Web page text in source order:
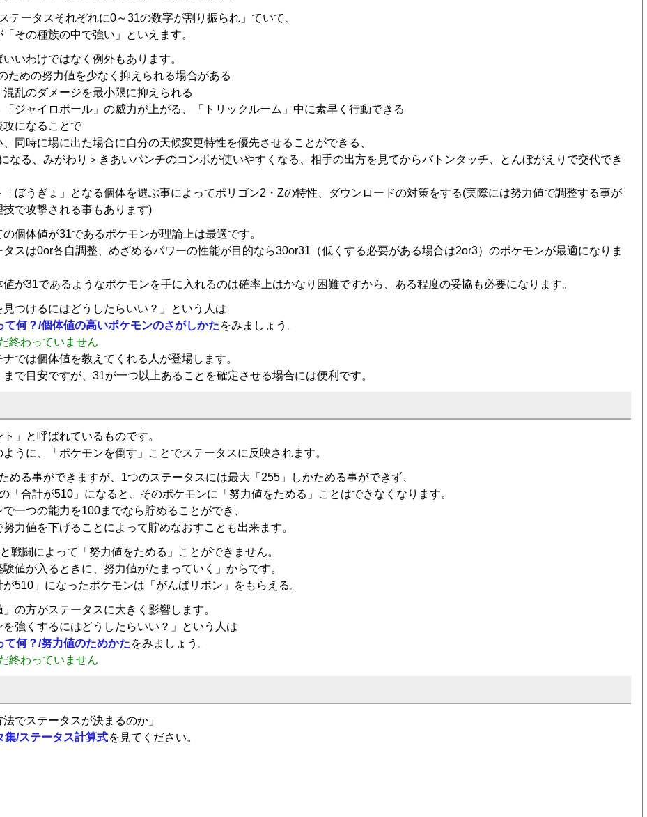
テータスそれぞれに0～31の数字が割り振られ」ていて、
その種族の中で強い」といえます。
いわけではなく例外もあります。
ための努力値を少なく抑えられる場合がある
混乱のダメージを最小限に抑えられる
「ジャイロボール」の威力が上がる、「トリックルーム」中に素早く行動できる
になることで
同時に場に出た場合に自分の天候変更特性を優先させることができる、
なる、みがわり＞きあいパンチのコンボが使いやすくなる、相手の出方を見てからバトンタッチ、とんぼがえりで交代でき
「ぼうぎょ」となる個体を選ぶ事によってポリゴン2・Zの特性、ダウンロードの対策をする(実際には努力値で調整する事が
で攻撃される事もあります)
個体値が31であるポケモンが理論上は最適です。
スは0or各自調整、めざめるパワーの性能が目的なら30or31（低くする必要がある場合は2or3）のポケモンが最適になりま
が31であるようなポケモンを手に入れるのは確率上はかなり困難ですから、ある程度の妥協も必要になります。
見つけるにはどうしたらいい？」という人は
何？/個体値の高いポケモンのさがしかた をみましょう。
終わっていません
では個体値を教えてくれる人が登場します。
で目安ですが、31が一つ以上あることを確定させる場合には便利です。
」と呼ばれているものです。
ように、「ポケモンを倒す」ことでステータスに反映されます。
める事ができますが、1つのステータスには最大「255」しかためる事ができず、
「合計が510」になると、そのポケモンに「努力値をためる」ことはできなくなります。
一つの能力を100までなら貯めることができ、
力値を下げることによって貯めなおすことも出来ます。
戦闘によって「努力値をためる」ことができません。
値が入るときに、努力値がたまっていく」からです。
510」になったポケモンは「がんばリボン」をもらえる。
の方がステータスに大きく影響します。
を強くするにはどうしたらいい？」という人は
何？/努力値のためかた をみましょう。
終わっていません
でステータスが決まるのか」
集/ステータス計算式を見てください。